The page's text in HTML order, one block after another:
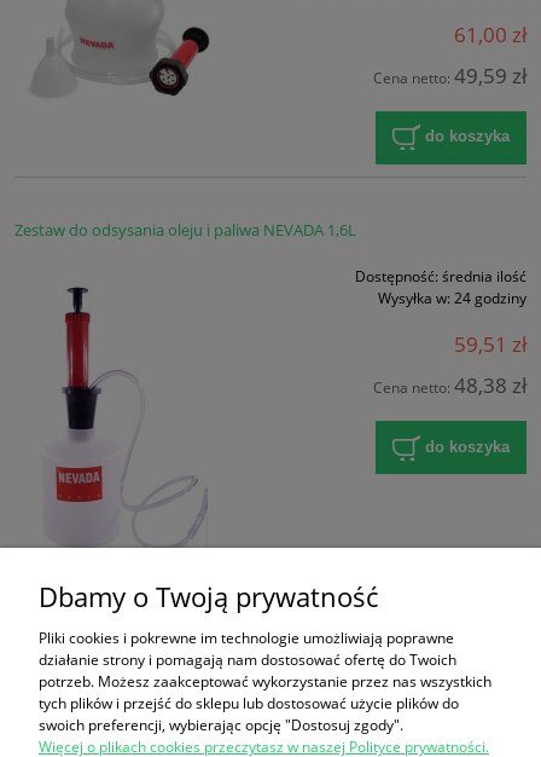
61,00 zł
Cena netto: 49,59 zł
do koszyka
Zestaw do odsysania oleju i paliwa NEVADA 1,6L
Dostępność: średnia ilość
Wysyłka w: 24 godziny
59,51 zł
Cena netto: 48,38 zł
do koszyka
Zakupy
Dbamy o Twoją prywatność
Pliki cookies i pokrewne im technologie umożliwiają poprawne
działanie strony i pomagają nam dostosować ofertę do Twoich
potrzeb. Możesz zaakceptować wykorzystanie przez nas wszystkich
tych plików i przejść do sklepu lub dostosować użycie plików do
swoich preferencji, wybierając opcję "Dostosuj zgody".
Więcej o plikach cookies przeczytasz w naszej Polityce prywatności.